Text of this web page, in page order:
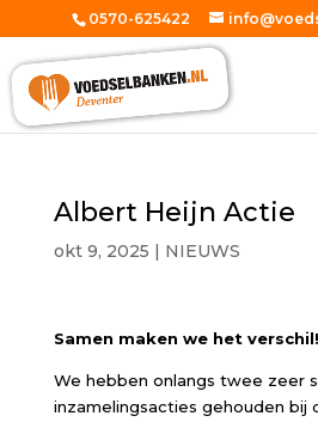
0570-625422
Albert Heijn Actie
okt 9, 2025 | NIEUWS
Samen maken we het verschil!
We hebben onlangs twee zeer
inzamelingsacties gehouden bij